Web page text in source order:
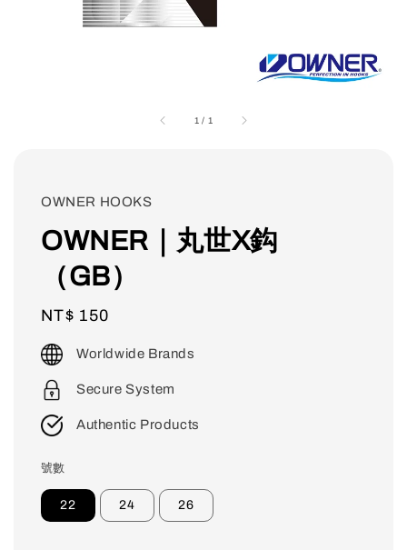
1 / 1
OWNER HOOKS
OWNER｜丸世X鈎
（GB）
Regular
price
NT$ 150
Worldwide Brands
Secure System
Authentic Products
號數
22 24 26